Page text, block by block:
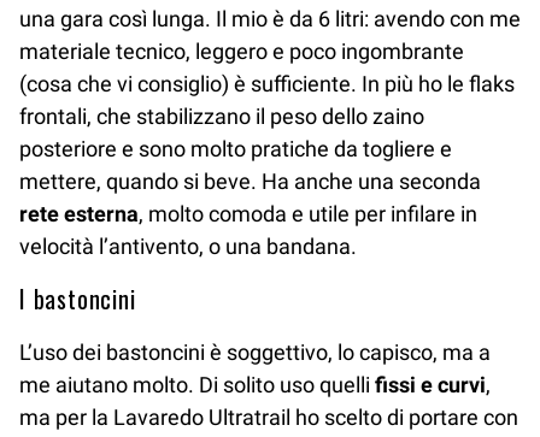
una gara così lunga. Il mio è da 6 litri: avendo con me
materiale tecnico, leggero e poco ingombrante
(cosa che vi consiglio) è sufficiente. In più ho le flaks
frontali, che stabilizzano il peso dello zaino
posteriore e sono molto pratiche da togliere e
mettere, quando si beve. Ha anche una seconda
rete esterna, molto comoda e utile per infilare in
velocità l’antivento, o una bandana.
I bastoncini
L’uso dei bastoncini è soggettivo, lo capisco, ma a
me aiutano molto. Di solito uso quelli fissi e curvi,
ma per la Lavaredo Ultratrail ho scelto di portare con